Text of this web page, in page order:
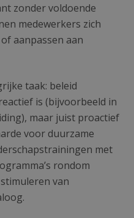
zonder voldoende
medewerkers zich
aanpassen aan
taak: beleid
is (bijvoorbeeld in
maar juist proactief
voor duurzame
met
rondom
van